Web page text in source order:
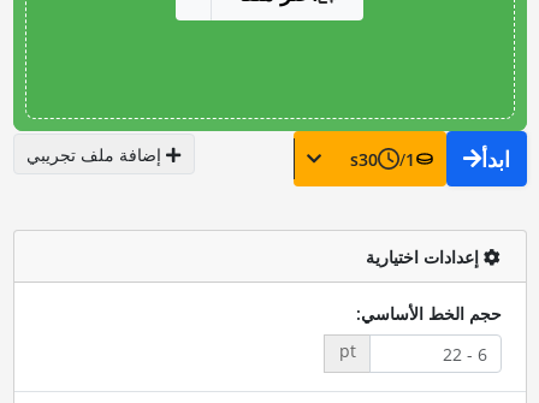
ابدأ 1
/
30
s إضافة ملف تجريبي
إعدادات اختيارية
حجم الخط الأساسي:
pt